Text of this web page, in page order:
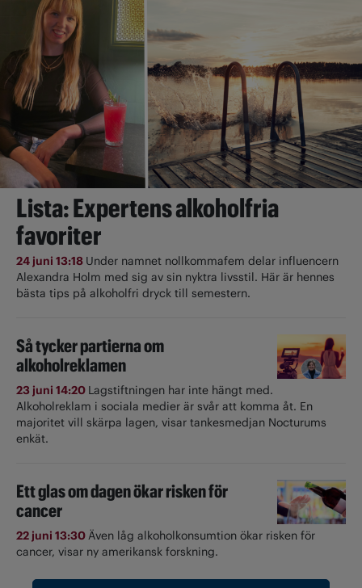
Lista: Expertens alkoholfria
favoriter
24 juni 13:18 Under namnet nollkommafem delar influencern
Alexandra Holm med sig av sin nyktra livsstil. Här är hennes
bästa tips på alkoholfri dryck till semestern.
Så tycker partierna om
alkoholreklamen
23 juni 14:20 Lagstiftningen har inte hängt med.
Alkoholreklam i sociala medier är svår att komma åt. En
majoritet vill skärpa lagen, visar tankesmedjan Nocturums
enkät.
Ett glas om dagen ökar risken för
cancer
22 juni 13:30Även låg alkoholkonsumtion ökar risken för
cancer, visar ny amerikansk forskning.